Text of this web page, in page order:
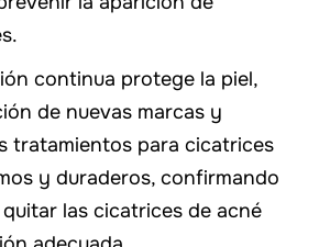
continua protege la piel,
de nuevas marcas y
tratamientos para cicatrices
y duraderos, confirmando
las cicatrices de acné